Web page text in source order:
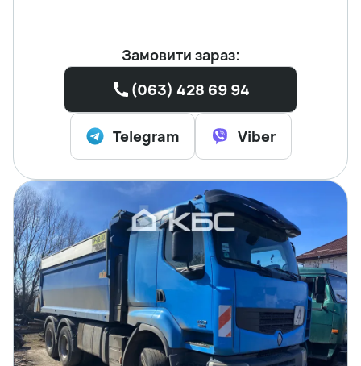
Замовити зараз:
(063) 428 69 94
Telegram Viber